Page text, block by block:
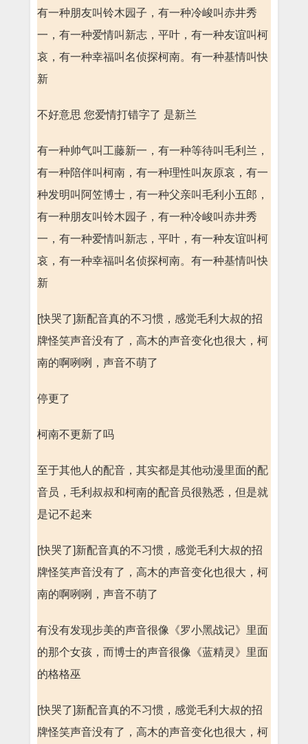
有一种朋友叫铃木园子，有一种冷峻叫赤井秀
一，有一种爱情叫新志，平叶，有一种友谊叫柯
哀，有一种幸福叫名侦探柯南。有一种基情叫快
新
不好意思 您爱情打错字了 是新兰
有一种帅气叫工藤新一，有一种等待叫毛利兰，
有一种陪伴叫柯南，有一种理性叫灰原哀，有一
种发明叫阿笠博士，有一种父亲叫毛利小五郎，
有一种朋友叫铃木园子，有一种冷峻叫赤井秀
一，有一种爱情叫新志，平叶，有一种友谊叫柯
哀，有一种幸福叫名侦探柯南。有一种基情叫快
新
[快哭了]新配音真的不习惯，感觉毛利大叔的招
牌怪笑声音没有了，高木的声音变化也很大，柯
南的啊咧咧，声音不萌了
停更了
柯南不更新了吗
至于其他人的配音，其实都是其他动漫里面的配
音员，毛利叔叔和柯南的配音员很熟悉，但是就
是记不起来
[快哭了]新配音真的不习惯，感觉毛利大叔的招
牌怪笑声音没有了，高木的声音变化也很大，柯
南的啊咧咧，声音不萌了
有没有发现步美的声音很像《罗小黑战记》里面
的那个女孩，而博士的声音很像《蓝精灵》里面
的格格巫
[快哭了]新配音真的不习惯，感觉毛利大叔的招
牌怪笑声音没有了，高木的声音变化也很大，柯